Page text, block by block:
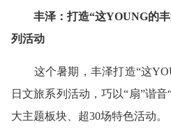
丰泽：打造“这YOUNG的
列活动
这个暑期，丰泽打造“这
日文旅系列活动，巧以“扇”谐
大主题板块、超30场特色活动。